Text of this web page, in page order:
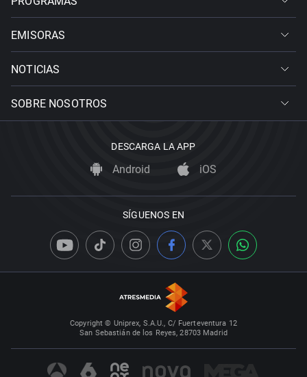
EMISORAS
NOTICIAS
SOBRE NOSOTROS
DESCARGA LA APP
Android iOS
SÍGUENOS EN
Copyright © Uniprex, S.A.U., C/ Fuerteventura 12
San Sebastián de los Reyes, 28703 Madrid